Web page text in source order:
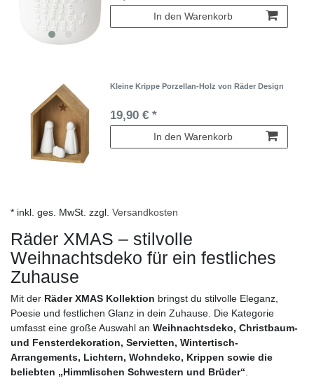
In den Warenkorb
Kleine Krippe Porzellan-Holz von Räder Design
19,90 € *
In den Warenkorb
* inkl. ges. MwSt. zzgl. Versandkosten
Räder XMAS – stilvolle
Weihnachtsdeko für ein festliches
Zuhause
Mit der Räder XMAS Kollektion bringst du stilvolle Eleganz,
Poesie und festlichen Glanz in dein Zuhause. Die Kategorie
umfasst eine große Auswahl an Weihnachtsdeko, Christbaum-
und Fensterdekoration, Servietten, Wintertisch-
Arrangements, Lichtern, Wohndeko, Krippen sowie die
beliebten „Himmlischen Schwestern und Brüder“